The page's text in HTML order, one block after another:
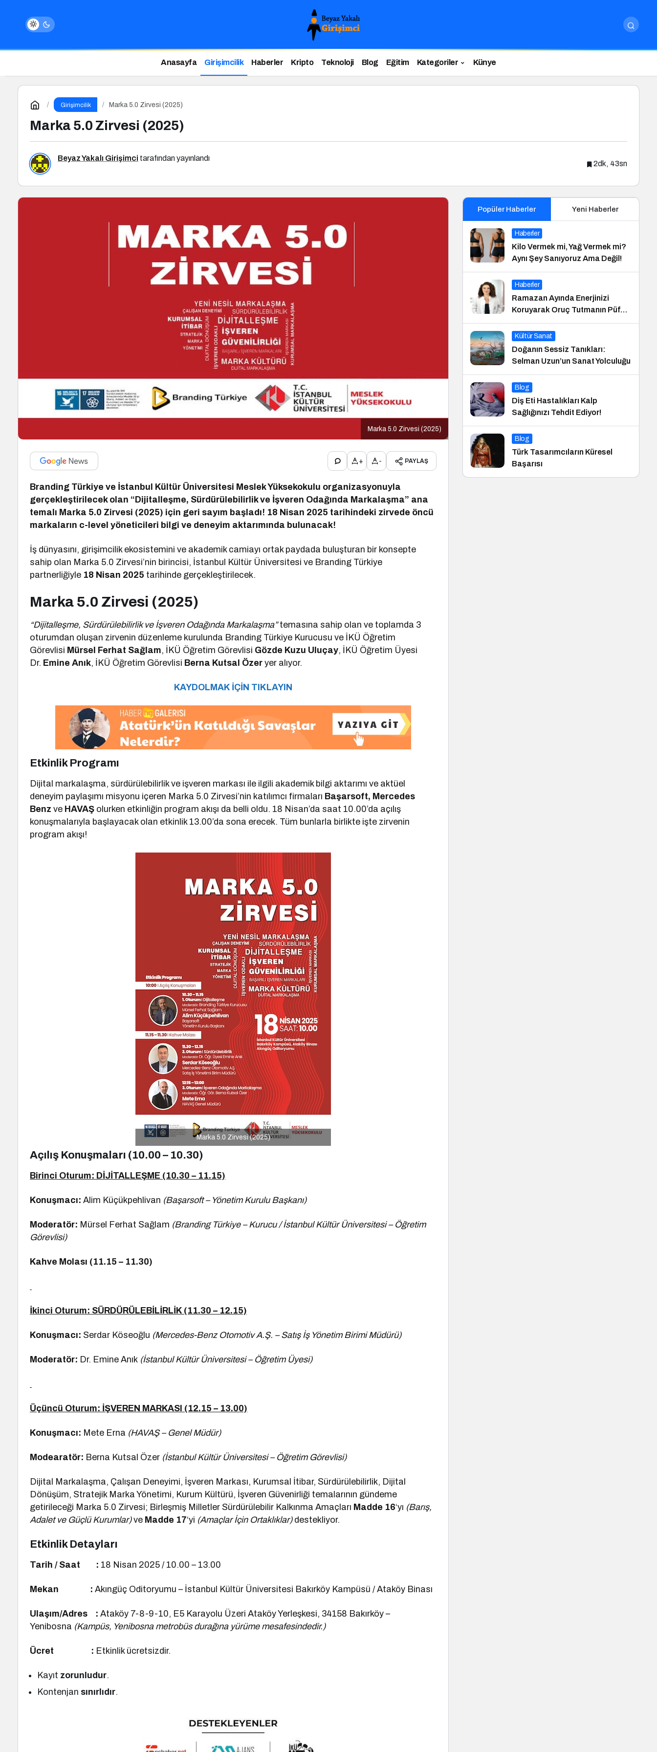
Anasayfa Girişimcilik Haberler Kripto Teknoloji Blog Eğitim Kategoriler Künye
Girişimcilik Marka 5.0 Zirvesi (2025)
Marka 5.0 Zirvesi (2025)
Beyaz Yakalı Girişimci tarafından yayınlandı
2dk, 43sn
Marka 5.0 Zirvesi (2025)
+ - PAYLAŞ
Branding Türkiye ve İstanbul Kültür Üniversitesi Meslek Yüksekokulu organizasyonuyla
gerçekleştirilecek olan “Dijitalleşme, Sürdürülebilirlik ve İşveren Odağında Markalaşma” ana
temalı Marka 5.0 Zirvesi (2025) için geri sayım başladı! 18 Nisan 2025 tarihindeki zirvede öncü
markaların c-level yöneticileri bilgi ve deneyim aktarımında bulunacak!
İş dünyasını, girişimcilik ekosistemini ve akademik camiayı ortak paydada buluşturan bir konsepte
sahip olan Marka 5.0 Zirvesi’nin birincisi, İstanbul Kültür Üniversitesi ve Branding Türkiye
partnerliğiyle 18 Nisan 2025 tarihinde gerçekleştirilecek.
Marka 5.0 Zirvesi (2025)
“Dijitalleşme, Sürdürülebilirlik ve İşveren Odağında Markalaşma”temasına sahip olan ve toplamda 3
oturumdan oluşan zirvenin düzenleme kurulunda Branding Türkiye Kurucusu ve İKÜ Öğretim
Görevlisi Mürsel Ferhat Sağlam, İKÜ Öğretim Görevlisi Gözde Kuzu Uluçay, İKÜ Öğretim Üyesi
Dr. Emine Anık, İKÜ Öğretim Görevlisi Berna Kutsal Özer yer alıyor.
KAYDOLMAK İÇİN TIKLAYIN
Etkinlik Programı
Dijital markalaşma, sürdürülebilirlik ve işveren markası ile ilgili akademik bilgi aktarımı ve aktüel
deneyim paylaşımı misyonu içeren Marka 5.0 Zirvesi’nin katılımcı firmaları Başarsoft, Mercedes
Benzve HAVAŞ olurken etkinliğin program akışı da belli oldu. 18 Nisan’da saat 10.00’da açılış
konuşmalarıyla başlayacak olan etkinlik 13.00’da sona erecek. Tüm bunlarla birlikte işte zirvenin
program akışı!
Marka 5.0 Zirvesi (2025)
Açılış Konuşmaları (10.00 – 10.30)
Birinci Oturum: DİJİTALLEŞME (10.30 – 11.15)
Konuşmacı:Alim Küçükpehlivan (Başarsoft – Yönetim Kurulu Başkanı)
Moderatör: Mürsel Ferhat Sağlam (Branding Türkiye – Kurucu / İstanbul Kültür Üniversitesi – Öğretim
Görevlisi)
Kahve Molası (11.15 – 11.30)
İkinci Oturum: SÜRDÜRÜLEBİLİRLİK (11.30 – 12.15)
Konuşmacı: Serdar Köseoğlu (Mercedes-Benz Otomotiv A.Ş. – Satış İş Yönetim Birimi Müdürü)
Moderatör: Dr. Emine Anık (İstanbul Kültür Üniversitesi – Öğretim Üyesi)
Üçüncü Oturum: İŞVEREN MARKASI (12.15 – 13.00)
Konuşmacı: Mete Erna (HAVAŞ – Genel Müdür)
Modearatör: Berna Kutsal Özer (İstanbul Kültür Üniversitesi – Öğretim Görevlisi)
Dijital Markalaşma, Çalışan Deneyimi, İşveren Markası, Kurumsal İtibar, Sürdürülebilirlik, Dijital
Dönüşüm, Stratejik Marka Yönetimi, Kurum Kültürü, İşveren Güvenirliği temalarının gündeme
getirileceği Marka 5.0 Zirvesi; Birleşmiş Milletler Sürdürülebilir Kalkınma Amaçları Madde 16‘yı (Barış,
Adalet ve Güçlü Kurumlar)ve Madde 17‘yi (Amaçlar İçin Ortaklıklar) destekliyor.
Etkinlik Detayları
Tarih / Saat : 18 Nisan 2025 / 10.00 – 13.00
Mekan : Akıngüç Oditoryumu – İstanbul Kültür Üniversitesi Bakırköy Kampüsü / Ataköy Binası
Ulaşım/Adres : Ataköy 7-8-9-10, E5 Karayolu Üzeri Ataköy Yerleşkesi, 34158 Bakırköy –
Yenibosna (Kampüs, Yenibosna metrobüs durağına yürüme mesafesindedir.)
Ücret : Etkinlik ücretsizdir.
Kayıt zorunludur.
Kontenjan sınırlıdır.
Popüler Haberler Yeni Haberler
Haberler
Kilo Vermek mi, Yağ Vermek mi?
Aynı Şey Sanıyoruz Ama Değil!
Haberler
Ramazan Ayında Enerjinizi
Koruyarak Oruç Tutmanın Püf
Noktaları
Kültür Sanat
Doğanın Sessiz Tanıkları:
Selman Uzun’un Sanat Yolculuğu
Blog
Diş Eti Hastalıkları Kalp
Sağlığınızı Tehdit Ediyor!
Blog
Türk Tasarımcıların Küresel
Başarısı